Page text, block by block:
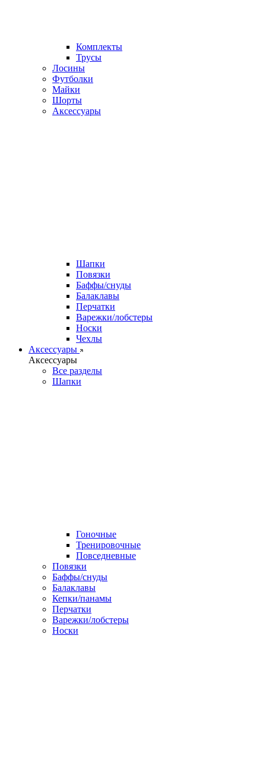
Комплекты
Трусы
Лосины
Футболки
Майки
Шорты
Аксессуары
Шапки
Повязки
Баффы/снуды
Балаклавы
Перчатки
Варежки/лобстеры
Носки
Чехлы
Аксессуары
Аксессуары
Все разделы
Шапки
Гоночные
Тренировочные
Повседневные
Повязки
Баффы/снуды
Балаклавы
Кепки/панамы
Перчатки
Варежки/лобстеры
Носки